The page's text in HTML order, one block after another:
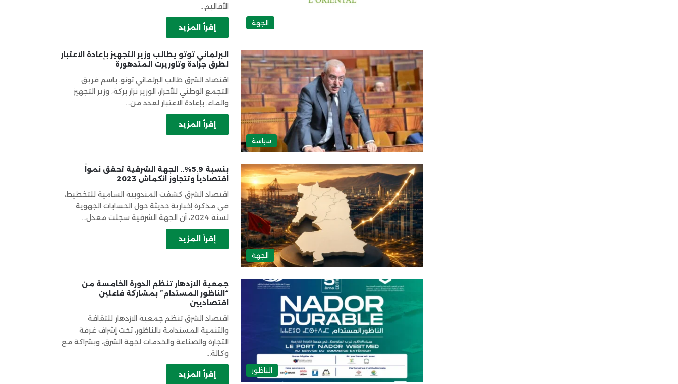
الجهة
الأقاليم…
إقرأ المزيد
سياسة
البرلماني توتو يطالب وزير التجهيز بإعادة الاعتبار
لطرق جرادة وتاوريرت المتدهورة
اقتصاد الشرق طالب البرلماني توتو، باسم فريق
التجمع الوطني للأحرار، الوزير نزار بركة، وزير التجهيز
والماء، بإعادة الاعتبار لعدد من…
إقرأ المزيد
الجهة
بنسبة 5.9%.. الجهة الشرقية تحقق نمواً
اقتصادياً وتتجاوز انكماش 2023
اقتصاد الشرق كشفت المندوبية السامية للتخطيط،
في مذكرة إخبارية حديثة حول الحسابات الجهوية
لسنة 2024، أن الجهة الشرقية سجلت معدل…
إقرأ المزيد
الناظور
جمعية الازدهار تنظم الدورة الخامسة من
“الناظور المستدام” بمشاركة فاعلين
اقتصاديين
اقتصاد الشرق تنظم جمعية الازدهار للثقافة
والتنمية المستدامة بالناظور، تحت إشراف غرفة
التجارة والصناعة والخدمات لجهة الشرق، وبشراكة مع
وكالة…
إقرأ المزيد